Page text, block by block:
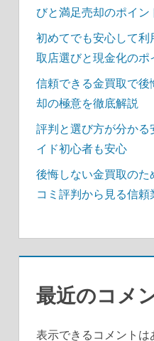
びと満足売却のポイン
初めてでも安心して
取店選びと現金化のポ
信頼できる金買取で
却の極意を徹底解説
評判と選び方が分か
イド初心者も安心
後悔しない金買取の
コミ評判から見る信頼
最近のコメ
表示できるコメントは